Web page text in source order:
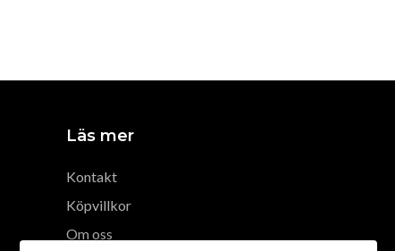
Läs mer
Kontakt
Köpvillkor
Om oss